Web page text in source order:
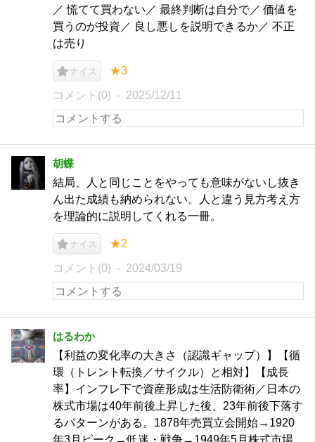
／ 慌てて買わない／ 最終判断は自分で／ 価値を
買うのが投資／ 良し悪しを説明できるか／ 不正
は売り
ナイス ★3
コメント(0) 2025/12/11
胡蝶
結局、人と同じことをやっても意味がないし抜き
ん出た成績も納められない。人と違う見方考え方
を理論的に説明してくれる一冊。
ナイス ★2
コメント(0) 2024/03/19
はるわか
【利益の変化率の大きさ（認識ギャップ）】【循
環（トレント転換／サイクル）と相対】【成長
率】インフレ下で資産形成は生活防衛術／日本の
株式市場は40年前後上昇した後、23年前後下落す
るパターンがある。1878年売買立会開始→1920
年3月ピーク→低迷・戦争→1949年5月株式市場